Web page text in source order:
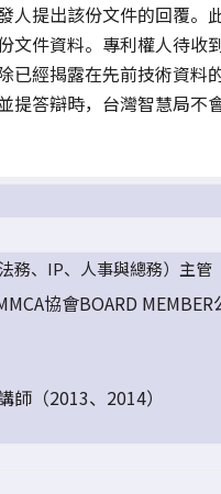
人提出該份文件的回覆。
文件資料。專利權人待收
經揭露在先前技術資料的
提答辯時，台灣智慧局不
務、IP、人事與總務）主管
協會BOARD MEMBER
（2013、2014）